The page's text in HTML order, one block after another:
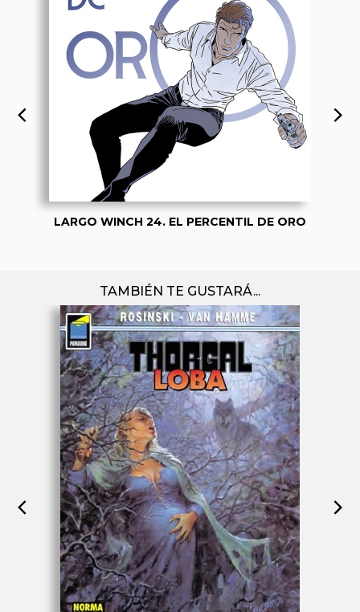
LARGO WINCH 24. EL PERCENTIL DE ORO
TAMBIÉN TE GUSTARÁ...